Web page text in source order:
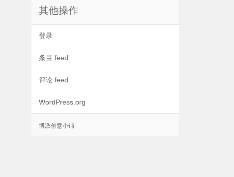
其他操作
登录
条目 feed
评论 feed
WordPress.org